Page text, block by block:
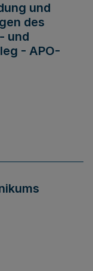
und
des
und
- APO-